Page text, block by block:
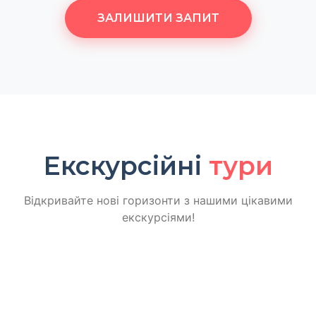
ЗАЛИШИТИ ЗАПИТ
Екскурсійні тури
Відкривайте нові горизонти з нашими цікавими
екскурсіями!